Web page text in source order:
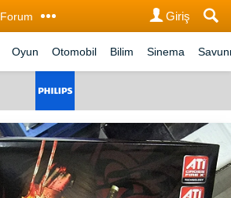
Forum Giriş
Oyun Otomobil Bilim Sinema